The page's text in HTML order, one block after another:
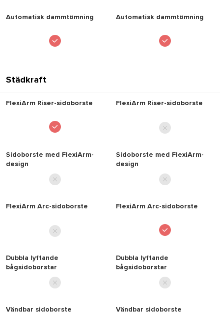
Roborock QV / QR-
Roborock Q10 VF+
Roborock Q10 VF
Roborock Q10 PF+
Q8 Max+
Q7 Max+
Roborock QV / QR-
Roborock Q10 VF
Roborock Q10 PF+
Q8 Max+
Q7 Max+
Automatisk dammtömning Automatisk dammtömning
Städkraft
FlexiArm Riser-sidoborste FlexiArm Riser-sidoborste
Sidoborste med FlexiArm-
design
Sidoborste med FlexiArm-
design
FlexiArm Arc-sidoborste FlexiArm Arc-sidoborste
Dubbla lyftande
bågsidoborstar
Dubbla lyftande
bågsidoborstar
Vändbar sidoborste Vändbar sidoborste